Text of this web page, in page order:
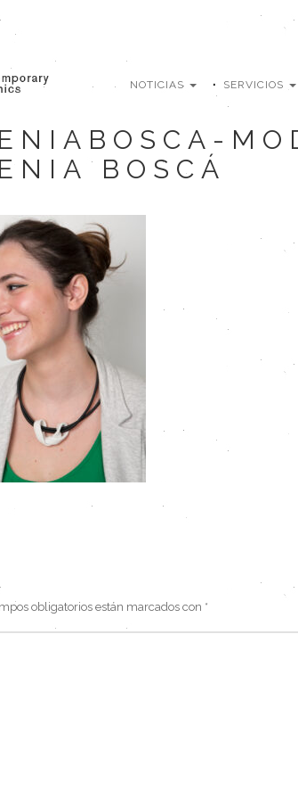
NOTICIAS SERVICIOS
BOSCÁ
obligatorios están marcados con *